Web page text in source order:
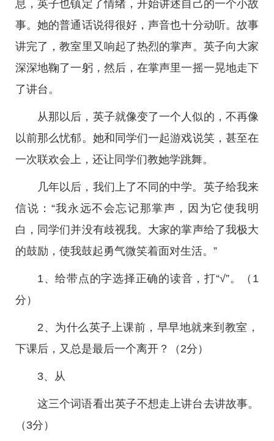
息，英子也镇定了情绪，开始讲述自己的一个小故
事。她的普通话说得很好，声音也十分动听。故事
讲完了，教室里又响起了热烈的掌声。英子向大家
深深地鞠了一躬，然后，在掌声里一摇一晃地走下
了讲台。
从那以后，英子就像变了一个人似的，不再像
以前那么忧郁。她和同学们一起游戏说笑，甚至在
一次联欢会上，还让同学们教她学跳舞。
几年以后，我们上了不同的中学。英子给我来
信说：“我永远不会忘记那掌声，因为它使我明
白，同学们并没有歧视我。大家的掌声给了我极大
的鼓励，使我鼓起勇气微笑着面对生活。”
1、给带点的字选择正确的读音，打“√”。（1
分）
2、为什么英子上课前，早早地就来到教室，
下课后，又总是最后一个离开？（2分）
3、从
这三个词语看出英子不想走上讲台去讲故事。
（3分）